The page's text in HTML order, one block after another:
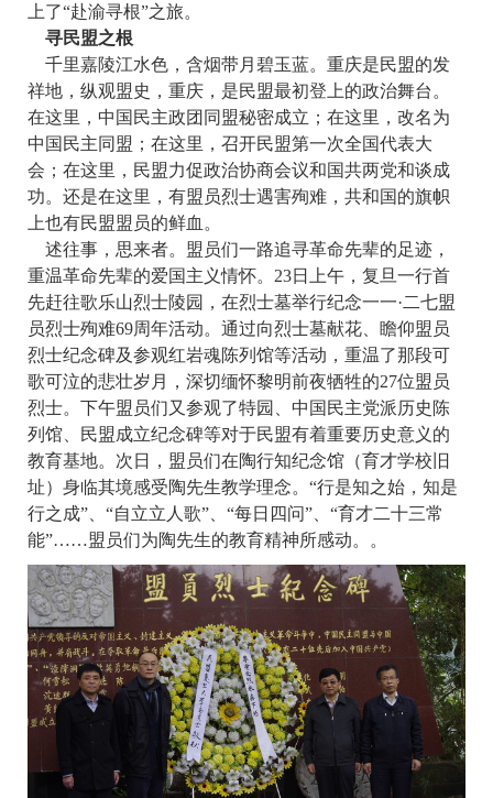
上了“赴渝寻根”之旅。
寻民盟之根
千里嘉陵江水色，含烟带月碧玉蓝。重庆是民盟的发
祥地，纵观盟史，重庆，是民盟最初登上的政治舞台。
在这里，中国民主政团同盟秘密成立；在这里，改名为
中国民主同盟；在这里，召开民盟第一次全国代表大
会；在这里，民盟力促政治协商会议和国共两党和谈成
功。还是在这里，有盟员烈士遇害殉难，共和国的旗帜
上也有民盟盟员的鲜血。
述往事，思来者。盟员们一路追寻革命先辈的足迹，
重温革命先辈的爱国主义情怀。23日上午，复旦一行首
先赶往歌乐山烈士陵园，在烈士墓举行纪念一一·二七盟
员烈士殉难69周年活动。通过向烈士墓献花、瞻仰盟员
烈士纪念碑及参观红岩魂陈列馆等活动，重温了那段可
歌可泣的悲壮岁月，深切缅怀黎明前夜牺牲的27位盟员
烈士。下午盟员们又参观了特园、中国民主党派历史陈
列馆、民盟成立纪念碑等对于民盟有着重要历史意义的
教育基地。次日，盟员们在陶行知纪念馆（育才学校旧
址）身临其境感受陶先生教学理念。“行是知之始，知是
行之成”、“自立立人歌”、“每日四问”、“育才二十三常
能”……盟员们为陶先生的教育精神所感动。。